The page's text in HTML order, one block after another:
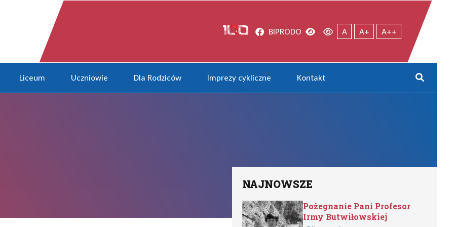
Facebook
BIPRODO Wersja kontrastowa
Wersja domyślna
A A+ A++
Liceum Uczniowie Dla Rodziców Imprezy cykliczne Kontakt
NAJNOWSZE
Pożegnanie Pani Profesor
Irmy Butwiłowskiej